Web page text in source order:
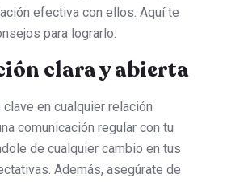
efectiva con ellos. Aquí te
para lograrlo:
clara y abierta
en cualquier relación
comunicación regular con tu
de cualquier cambio en tus
Además, asegúrate de